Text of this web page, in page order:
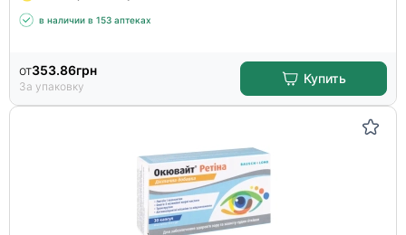
в наличии в 153 аптеках
от353.86грн
За упаковку
Купить